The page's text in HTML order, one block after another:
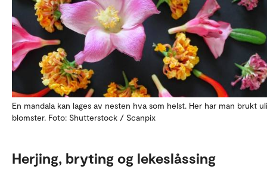
En mandala kan lages av nesten hva som helst. Her har man brukt
blomster. Foto: Shutterstock / Scanpix
Herjing, bryting og lekeslåssing